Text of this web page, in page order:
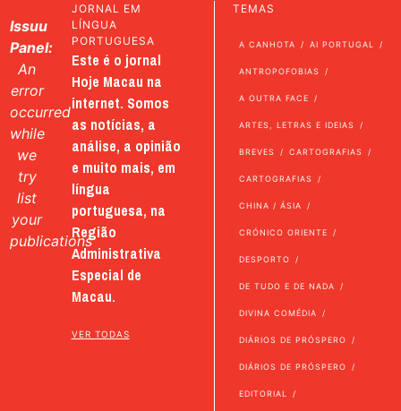
Issuu
Panel:
An
error
occurred
while
we
try
list
your
publications
JORNAL EM
LÍNGUA
PORTUGUESA
Este é o jornal
Hoje Macau na
internet. Somos
as notícias, a
análise, a opinião
e muito mais, em
língua
portuguesa, na
Região
Administrativa
Especial de
Macau.
VER TODAS
TEMAS
A CANHOTA AI PORTUGAL
ANTROPOFOBIAS
A OUTRA FACE
ARTES, LETRAS E IDEIAS
BREVES CARTOGRAFIAS
CARTOGRAFIAS
CHINA / ÁSIA
CRÓNICO ORIENTE
DESPORTO
DE TUDO E DE NADA
DIVINA COMÉDIA
DIÁRIOS DE PRÓSPERO
DIÁRIOS DE PRÓSPERO
EDITORIAL